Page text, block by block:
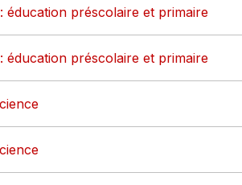
éducation préscolaire et primaire
éducation préscolaire et primaire